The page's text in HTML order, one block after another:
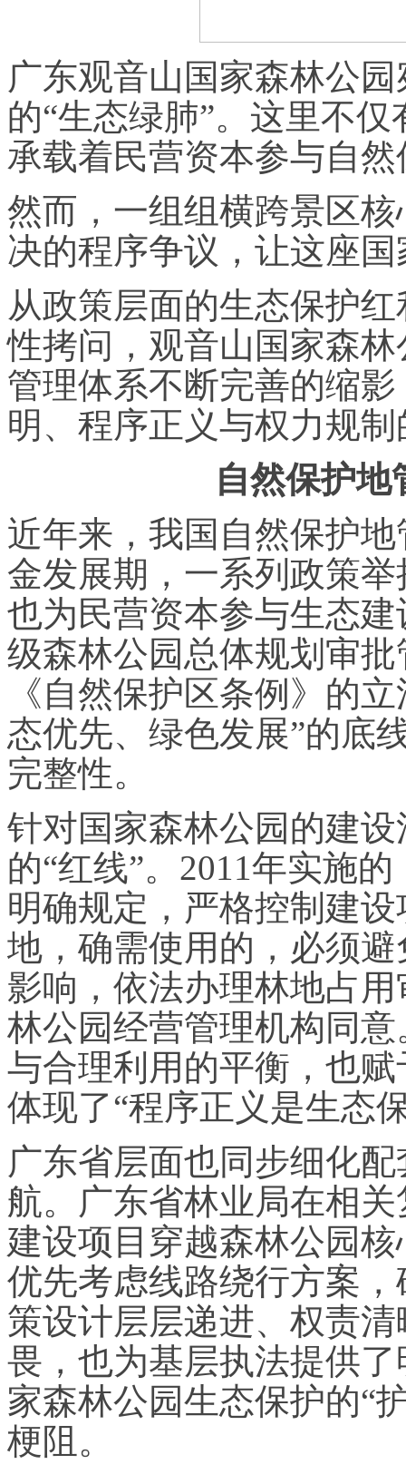
广东观音山国家森林公
的“生态绿肺”。这里不
承载着民营资本参与自
然而，一组组横跨景区
决的程序争议，让这座
从政策层面的生态保护
性拷问，观音山国家森
管理体系不断完善的缩
明、程序正义与权力规
自然保护地
近年来，我国自然保护
金发展期，一系列政策
也为民营资本参与生态
级森林公园总体规划审
《自然保护区条例》的
态优先、绿色发展”的底
完整性。
针对国家森林公园的建
的“红线”。2011年实施
明确规定，严格控制建
地，确需使用的，必须
影响，依法办理林地占
林公园经营管理机构同
与合理利用的平衡，也
体现了“程序正义是生态
广东省层面也同步细化
航。广东省林业局在相
建设项目穿越森林公园
优先考虑线路绕行方案
策设计层层递进、权责
畏，也为基层执法提供
家森林公园生态保护的“
梗阻。